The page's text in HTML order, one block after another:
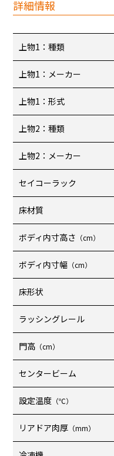
詳細情報
上物1：種類
上物1：メーカー
上物1：形式
上物2：種類
上物2：メーカー
セイコーラック
床材質
ボディ内寸高さ （cm）
ボディ内寸幅 （cm）
床形状
ラッシングレール
門高 （cm）
センタービーム
設定温度 （℃）
リアドア肉厚 （mm）